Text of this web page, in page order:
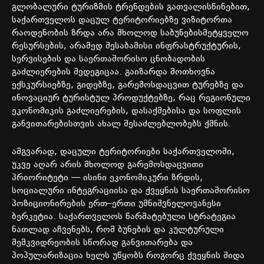
გლობალური ტურიზმის ტრენდების გათვალისწინებით,
საქართველოს დაცულ ტერიტორიებზე ვიზიტორთა
რაოდენობის ზრდა არა მხოლოდ საბუნებისმეტყველო
რესურსების, არამედ შესაბამისი ინფრასტრუქტურის,
სერვისების და საერთაშორისო ცნობადობის
გაძლიერების შედეგიცაა. გაიზარდა მოთხოვნა
ექსკურსიებზე, გიდებზე, გარემოსდაცვით ტურებზე და
ინოვაციურ ტურისტულ პროდუქტებზე, რაც რეგიონული
ეკონომიკის გაძლიერების, დასაქმებისა და სოფლის
განვითარებისთვის ახალ შესაძლებლობებს ქმნის.
ამგვარად, დაცული ტერიტორიები საქართველოში,
უკვე აღარ არის მხოლოდ გარემოსდაცვითი
პრიორიტეტი —ისინი ეკონომიკური ზრდის,
სოციალური ინტეგრაციისა და ქვეყნის საერთაშორისო
პოზიციონირების ერთ–ერთი უმნიშვნელოვანესი
ბერკეტია. საქართველოს წარმატებული სტრატეგია
ნათლად აჩვენებს, რომ ბუნების და კულტურული
მემკვიდრეობის სწორად განვითარება და
პოპულარიზაცია ხელს უწყობს როგორც ქვეყნის შიდა